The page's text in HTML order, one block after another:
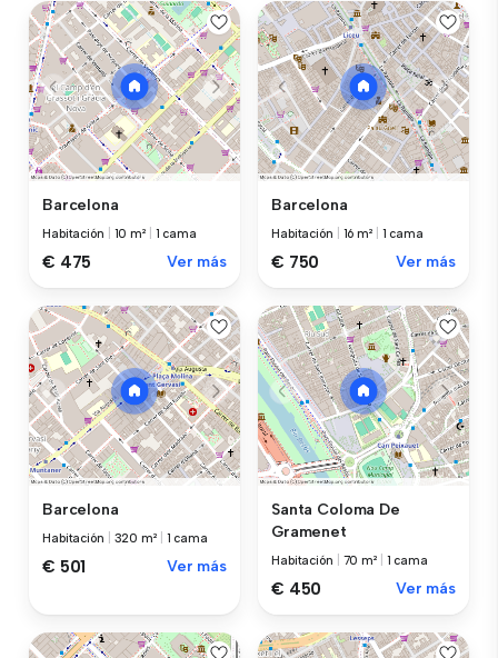
Barcelona
Habitación 10 m² 1 cama
€ 475 Ver más
Barcelona
Habitación 16 m² 1 cama
€ 750 Ver más
Barcelona
Habitación 320 m² 1 cama
€ 501 Ver más
Santa Coloma De
Gramenet
Habitación 70 m² 1 cama
€ 450 Ver más